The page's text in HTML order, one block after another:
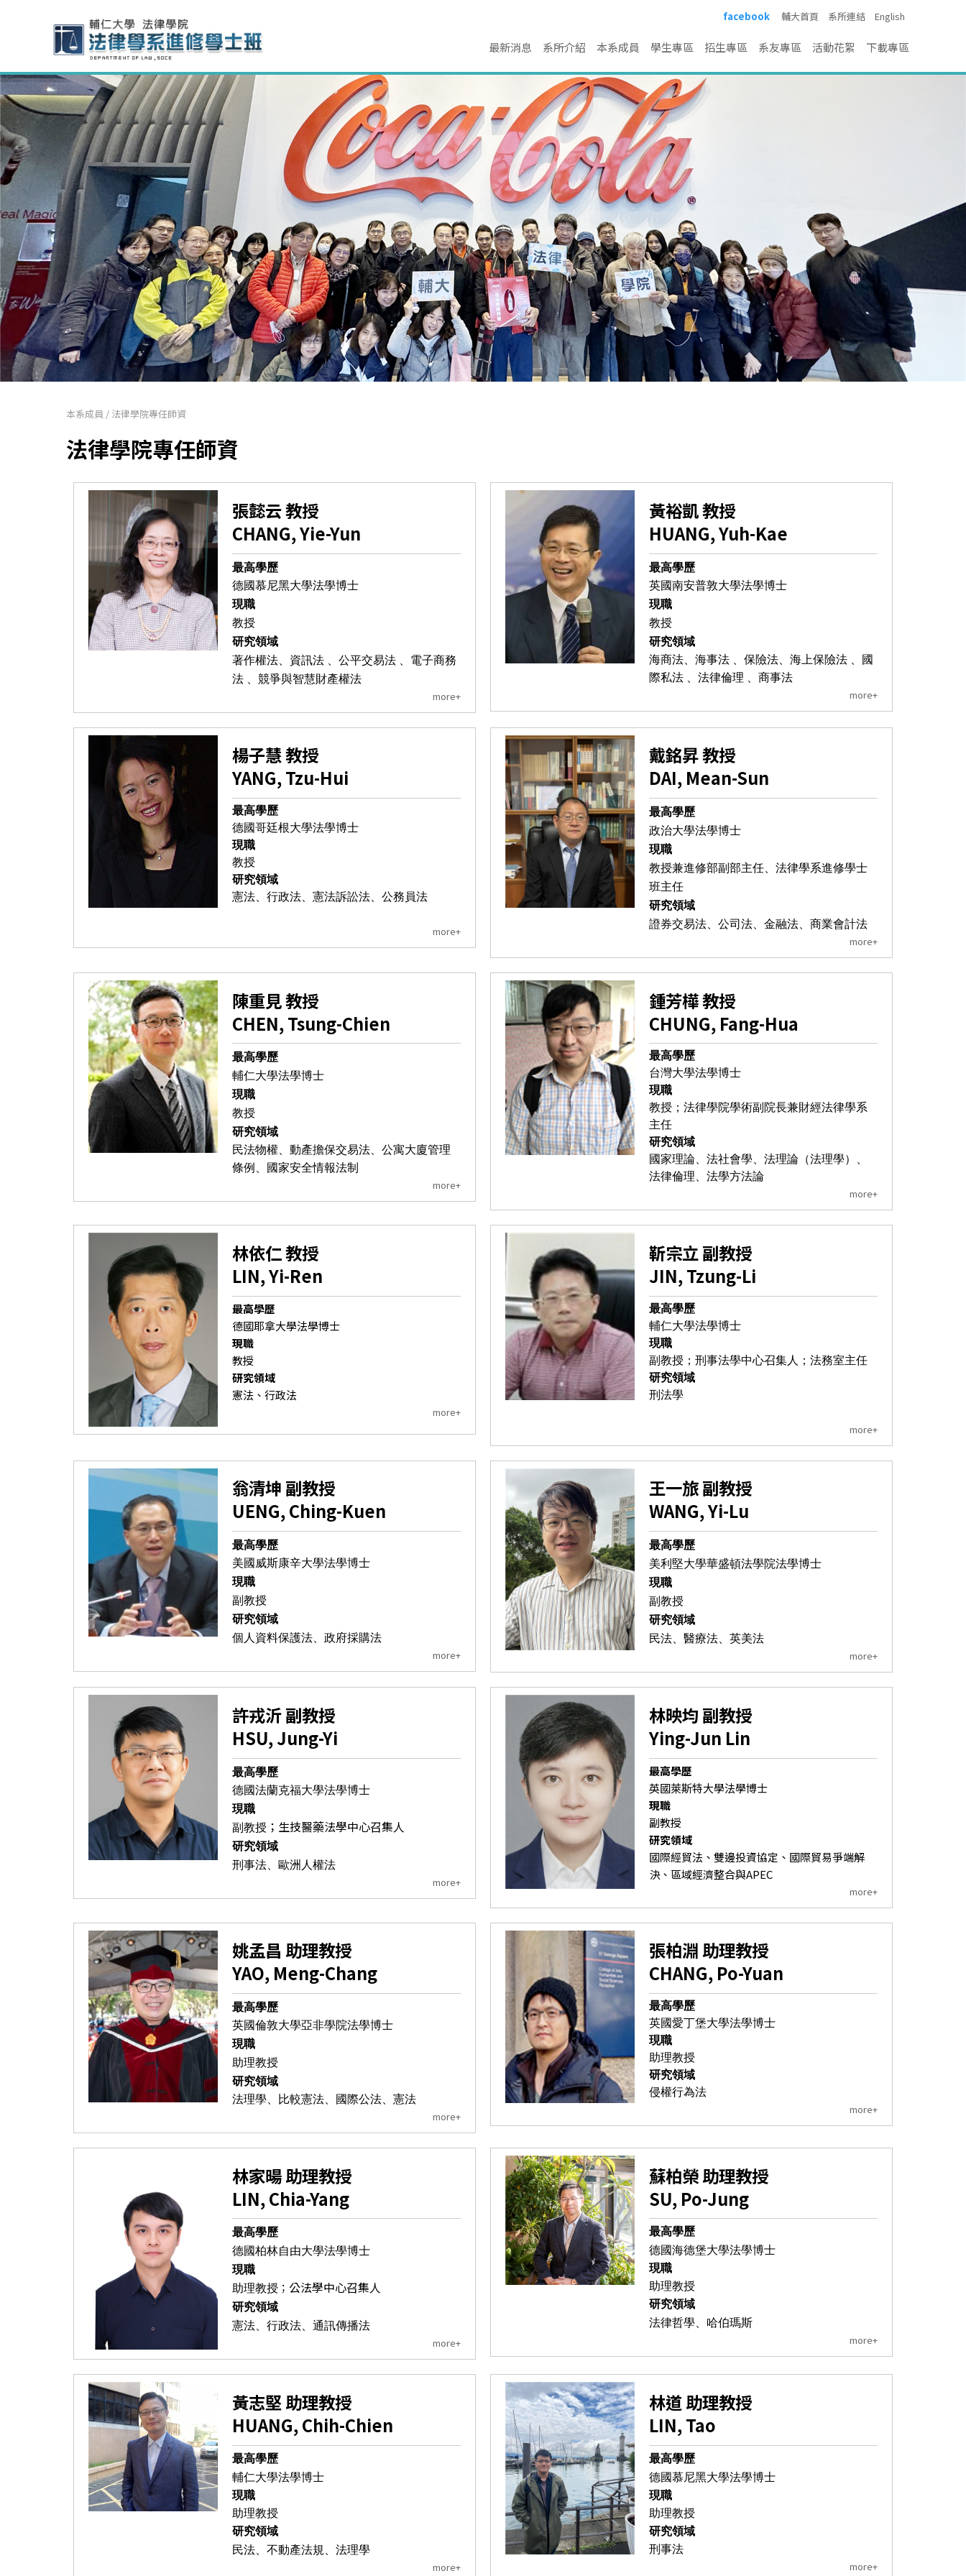
facebook 輔大首頁 系所連結 English
最新消息 系所介紹 本系成員 學生專區 招生專區 系友專區 活動花絮 下載專區
本系成員 / 法律學院專任師資
法律學院專任師資
張懿云 教授
CHANG, Yie-Yun
最高學歷
德國慕尼黑大學法學博士
現職
教授
研究領域
著作權法、資訊法 、公平交易法 、電子商務
法 、競爭與智慧財產權法
more+
黃裕凱 教授
HUANG, Yuh-Kae
最高學歷
英國南安普敦大學法學博士
現職
教授
研究領域
海商法、海事法 、保險法、海上保險法 、國
際私法 、法律倫理 、商事法
more+
楊子慧 教授
YANG, Tzu-Hui
最高學歷
德國哥廷根大學法學博士
現職
教授
研究領域
憲法、行政法、憲法訴訟法、公務員法
more+
戴銘昇 教授
DAI, Mean-Sun
最高學歷
政治大學法學博士
現職
教授兼進修部副部主任、法律學系進修學士
班主任
研究領域
證券交易法、公司法、金融法、商業會計法
more+
陳重見 教授
CHEN, Tsung-Chien
最高學歷
輔仁大學法學博士
現職
教授
研究領域
民法物權、動產擔保交易法、公寓大廈管理
條例、國家安全情報法制
more+
鍾芳樺 教授
CHUNG, Fang-Hua
最高學歷
台灣大學法學博士
現職
教授 ；法律學院學術副院長兼財經法律學系
主任
研究領域
國家理論、法社會學、法理論（法理學）、
法律倫理、法學方法論
more+
林依仁 教授
LIN, Yi-Ren
最高學歷
德國耶拿大學法學博士
現職
教授
研究領域
憲法、行政法
more+
靳宗立 副教授
JIN, Tzung-Li
最高學歷
輔仁大學法學博士
現職
副教授；刑事法學中心召集人
；法務室主任
研究領域
刑法學
more+
翁清坤 副教授
UENG, Ching-Kuen
最高學歷
美國威斯康辛大學法學博士
現職
副教授
研究領域
個人資料保護法、政府採購法
more+
王一旅 副教授
WANG, Yi-Lu
最高學歷
美利堅大學華盛頓法學院法學博士
現職
副教授
研究領域
民法、醫療法、英美法
more+
許戎沂 副教授
HSU, Jung-Yi
最高學歷
德國法蘭克福大學法學博士
現職
副教授 ；生技醫藥法學中心召集人
研究領域
刑事法、歐洲人權法
more+
林映均 副教授
Ying-Jun Lin
最高學歷
英國萊斯特大學法學博士
現職
副教授
研究領域
國際經貿法、雙邊投資協定、國際貿易爭端解
決、區域經濟整合與APEC
more+
姚孟昌 助理教授
YAO, Meng-Chang
最高學歷
英國倫敦大學亞非學院法學博士
現職
助理教授
研究領域
法理學、比較憲法、國際公法、憲法
more+
張柏淵 助理教授
CHANG, Po-Yuan
最高學歷
英國愛丁堡大學法學博士
現職
助理教授
研究領域
侵權行為法
more+
林家暘 助理教授
LIN, Chia-Yang
最高學歷
德國柏林自由大學法學博士
現職
助理教授 ； 公法學中心召集人
研究領域
憲法、行政法、通訊傳播法
more+
蘇柏榮 助理教授
SU, Po-Jung
最高學歷
德國海德堡大學法學博士
現職
助理教授
研究領域
法律哲學、哈伯瑪斯
more+
黃志堅 助理教授
HUANG, Chih-Chien
最高學歷
輔仁大學法學博士
現職
助理教授
研究領域
民法、不動產法規、法理學
more+
林道 助理教授
LIN, Tao
最高學歷
德國慕尼黑大學法學博士
現職
助理教授
研究領域
刑事法
more+